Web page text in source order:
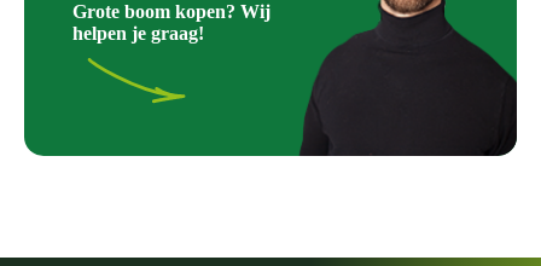
Grote boom kopen? Wij
helpen je graag!